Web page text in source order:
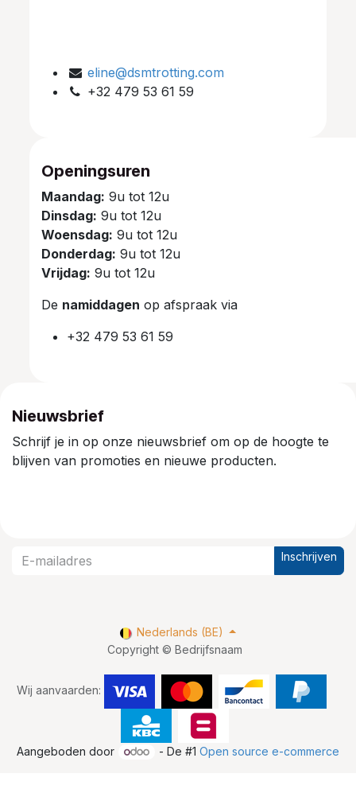
eline@dsmtrotting.com
+32 479 53 61 59
Openingsuren
Maandag: 9u tot 12u
Dinsdag: 9u tot 12u
Woensdag: 9u tot 12u
Donderdag: 9u tot 12u
Vrijdag: 9u tot 12u
De namiddagen op afspraak via
+32 479 53 61 59
Nieuwsbrief
Schrijf je in op onze nieuwsbrief om op de hoogte te
blijven van promoties en nieuwe producten.
Inschrijven
Copyright © Bedrijfsnaam
Wij aanvaarden:
Nederlands (BE)
Aangeboden door - De #1Open source e-commerce